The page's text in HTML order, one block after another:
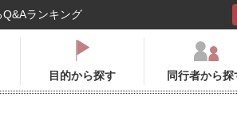
ランキング
目的から探す 同行者から探